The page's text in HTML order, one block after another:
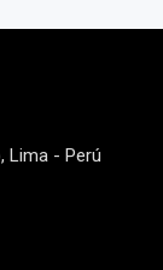
Lima - Perú